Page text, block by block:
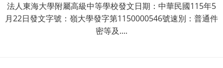
法人東海大學附屬高級中等學校發文日期：中華民國115年5
月22日發文字號：嶺大學發字第1150000546號速別：普通件
密等及....